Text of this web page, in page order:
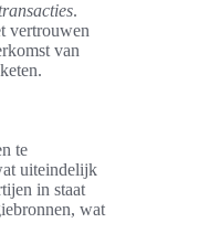
.
vertrouwen
van
te
uiteindelijk
in staat
wat